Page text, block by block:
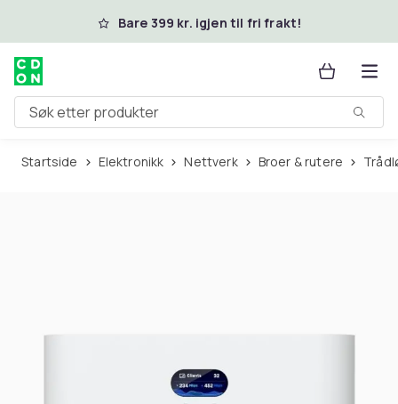
Hopp til hovedinnholdBare 399 kr. igjen til fri frakt!
Søk etter produkter
Startside Elektronikk Nettverk Broer & rutere